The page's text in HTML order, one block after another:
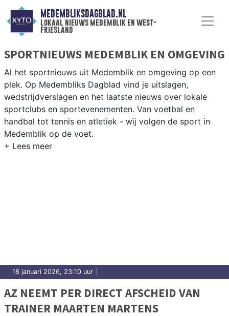
MEDEMBLIKSDAGBLAD.NL
lokaal nieuws medemblik en west-
friesland
SPORTNIEUWS MEDEMBLIK EN OMGEVING
Al het sportnieuws uit Medemblik en omgeving op een
plek. Op Medembliks Dagblad vind je uitslagen,
wedstrijdverslagen en het laatste nieuws over lokale
sportclubs en sportevenementen. Van voetbal en
handbal tot tennis en atletiek - wij volgen de sport in
Medemblik op de voet.
18 januari 2026, 23:10 uur
AZ NEEMT PER DIRECT AFSCHEID VAN
TRAINER MAARTEN MARTENS